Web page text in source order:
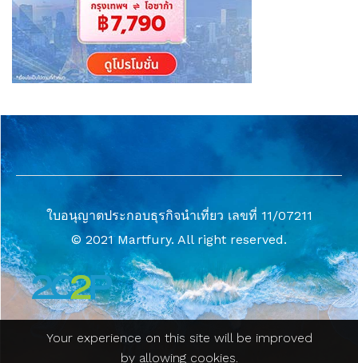
ใบอนุญาตประกอบธุรกิจนำเที่ยว เลขที่ 11/07211
© 2021 Martfury. All right reserved.
Your experience on this site will be improved
by allowing cookies.